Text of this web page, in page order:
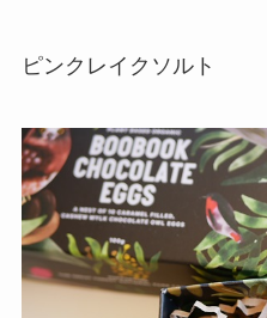
ピンクレイクソルト